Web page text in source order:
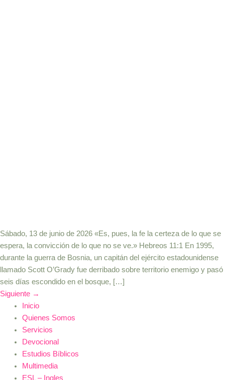
Sábado, 13 de junio de 2026 «Es, pues, la fe la certeza de lo que se
espera, la convicción de lo que no se ve.» Hebreos 11:1 En 1995,
durante la guerra de Bosnia, un capitán del ejército estadounidense
llamado Scott O’Grady fue derribado sobre territorio enemigo y pasó
seis días escondido en el bosque, […]
Siguiente →
Inicio
Quienes Somos
Servicios
Devocional
Estudios Bíblicos
Multimedia
ESL – Ingles